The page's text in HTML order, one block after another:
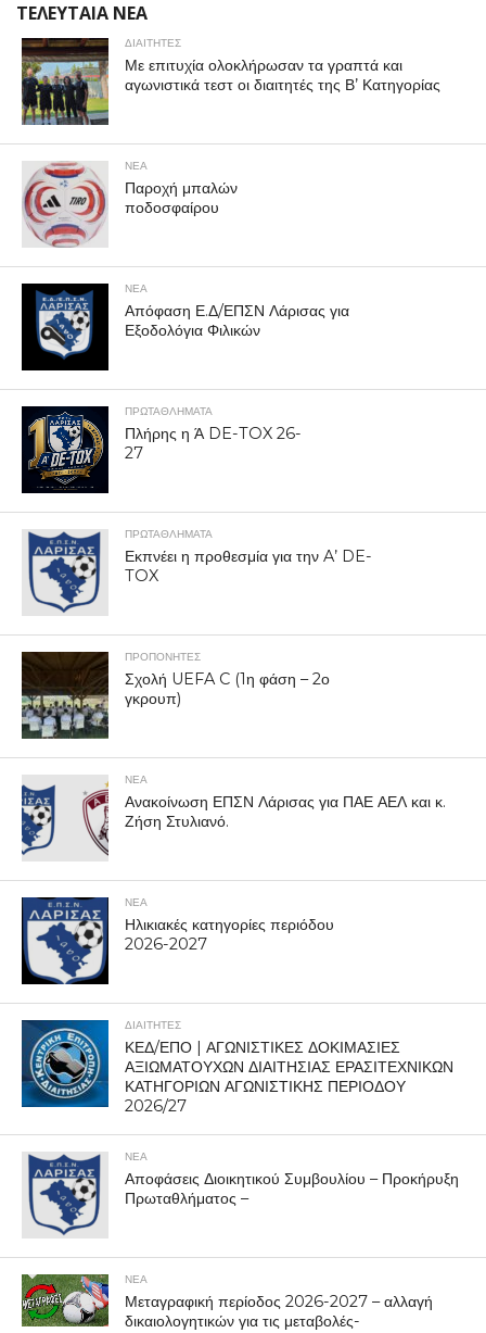
ΤΕΛΕΥΤΑΙΑ ΝΕΑ
ΔΙΑΙΤΗΤΕΣ
Με επιτυχία ολοκλήρωσαν τα γραπτά και
αγωνιστικά τεστ οι διαιτητές της Β’ Κατηγορίας
ΝΕΑ
Παροχή μπαλών
ποδοσφαίρου
ΝΕΑ
Απόφαση Ε.Δ/ΕΠΣΝ Λάρισας για
Εξοδολόγια Φιλικών
ΠΡΩΤΑΘΛΉΜΑΤΑ
Πλήρης η Ά DE-TOX 26-
27
ΠΡΩΤΑΘΛΉΜΑΤΑ
Εκπνέει η προθεσμία για την A’ DE-
TOX
ΠΡΟΠΟΝΗΤΈΣ
Σχολή UEFA C (1η φάση – 2ο
γκρουπ)
ΝΕΑ
Ανακοίνωση ΕΠΣΝ Λάρισας για ΠΑΕ ΑΕΛ και κ.
Ζήση Στυλιανό.
ΝΕΑ
Ηλικιακές κατηγορίες περιόδου
2026-2027
ΔΙΑΙΤΗΤΕΣ
ΚΕΔ/ΕΠΟ | ΑΓΩΝΙΣΤΙΚΕΣ ΔΟΚΙΜΑΣΙΕΣ
ΑΞΙΩΜΑΤΟΥΧΩΝ ΔΙΑΙΤΗΣΙΑΣ ΕΡΑΣΙΤΕΧΝΙΚΩΝ
ΚΑΤΗΓΟΡΙΩΝ ΑΓΩΝΙΣΤΙΚΗΣ ΠΕΡΙΟΔΟΥ
2026/27
ΝΕΑ
Αποφάσεις Διοικητικού Συμβουλίου – Προκήρυξη
Πρωταθλήματος –
ΝΕΑ
Μεταγραφική περίοδος 2026-2027 – αλλαγή
δικαιολογητικών για τις μεταβολές-